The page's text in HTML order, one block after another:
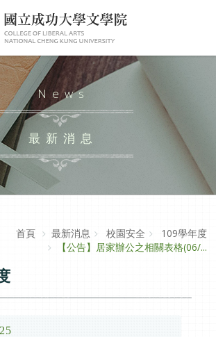
News
最新消息
首頁
最新消息 校園安全
109學年度
【公告】居家辦公之相關表格(06/...